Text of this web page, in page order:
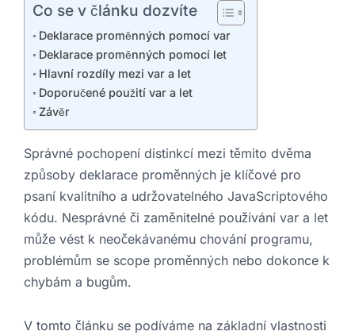
Co se v článku dozvíte
Deklarace proměnných pomocí var
Deklarace proměnných pomocí let
Hlavní rozdíly mezi var a let
Doporučené použití var a let
Závěr
Správné pochopení distinkcí mezi těmito dvěma
způsoby deklarace proměnných je klíčové pro
psaní kvalitního a udržovatelného JavaScriptového
kódu. Nesprávné či zaměnitelné používání var a let
může vést k neočekávanému chování programu,
problémům se scope proměnných nebo dokonce k
chybám a bugům.
V tomto článku se podíváme na základní vlastnosti